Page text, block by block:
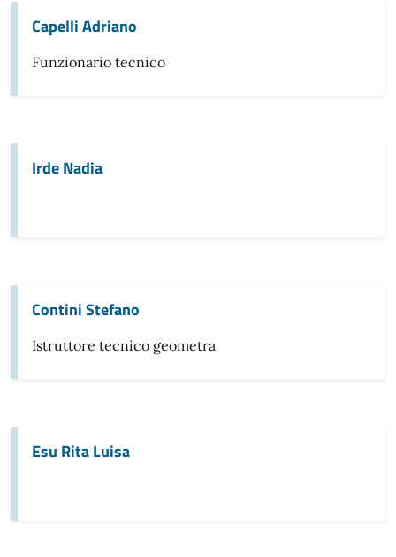
Capelli Adriano
Funzionario tecnico
Irde Nadia
Contini Stefano
Istruttore tecnico geometra
Esu Rita Luisa